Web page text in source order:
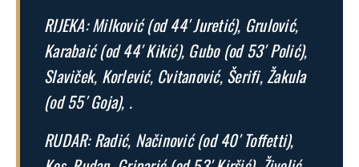
RIJEKA: Milković (od 44′ Juretić), Grulović,
Karabaić (od 44′ Kikić), Gubo (od 53′ Polić),
Slaviček, Korlević, Cvitanović, Šerifi, Žakula
(od 55′ Goja), .
RUDAR: Radić, Načinović (od 40′ Toffetti),